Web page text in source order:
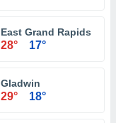
East Grand Rapids
28° 17°
Gladwin
29° 18°